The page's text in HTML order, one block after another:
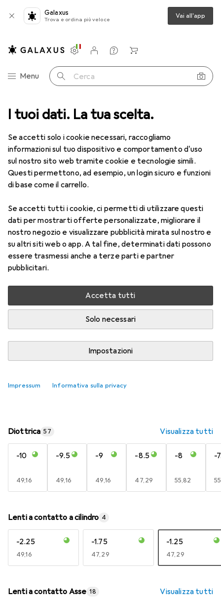
I tuoi dati. La tua scelta.
Se accetti solo i cookie necessari, raccogliamo
informazioni sul tuo dispositivo e comportamento d'uso
sul nostro sito web tramite cookie e tecnologie simili.
Questi permettono, ad esempio, un login sicuro e funzioni
di base come il carrello.
Se accetti tutti i cookie, ci permetti di utilizzare questi
dati per mostrarti offerte personalizzate, migliorare il
nostro negozio e visualizzare pubblicità mirata sul nostro e
su altri siti web o app. A tal fine, determinati dati possono
essere trasmessi anche a terze parti e partner
pubblicitari.
Accetta tutti
Solo necessari
Impostazioni
Impressum Informativa sulla privacy
Galaxus
Trova e ordina più veloce Vai all'app
Categoria Navigazione
Menu Cerca
Impostazioni
Conto cliente
Liste di confronto
Liste dei desideri
Carrello
Lenti a contatto Air Optix più HydraGlyde per l'astigmatismo
1 Immagine
Air Optix più HydraGlyde per
-3.5, Obiettivo mensile, 6 pz., Torico
Prezzo in EUR IVA incl.
EUR
47,29 EUR
7,88/1pz.
Consegna tra lun, 17/8 e mer, 19/8
Più di 10 pezzi in stock presso il fornitore
Aggiungi al carrello
Diottrica 57 Visualizza tutti
-10
EUR
49,16
-9.5
EUR
49,16
-9
EUR
49,16
-8.5
EUR
47,29
-8
EUR
55,82
-
Lenti a contatto a cilindro 4
-2.25
EUR
49,16
-1.75
EUR
47,29
-1.25
EUR
47,29
Lenti a contatto Asse 18 Visualizza tutti